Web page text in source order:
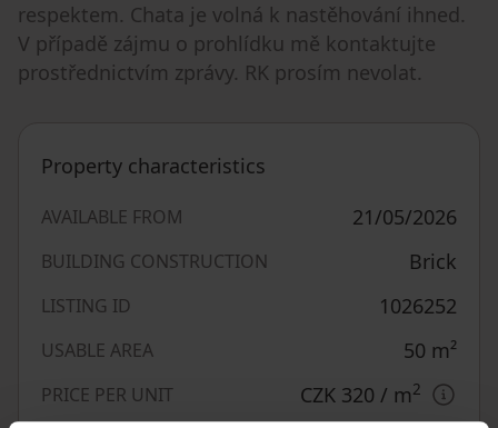
respektem. Chata je volná k nastěhování ihned.
V případě zájmu o prohlídku mě kontaktujte
prostřednictvím zprávy. RK prosím nevolat.
Property characteristics
AVAILABLE FROM 21/05/2026
BUILDING CONSTRUCTION Brick
LISTING ID 1026252
USABLE AREA 50 m²
PRICE PER UNIT CZK 320 / m2